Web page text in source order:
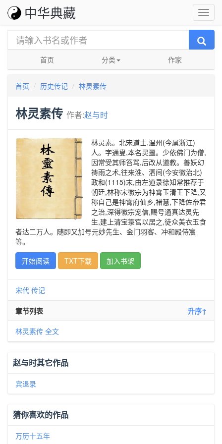
中华典藏
首页 分类 作家
首页 历史传记 林灵素传
林灵素传 作者:赵与时
林灵素。北宋道士,温州(今属浙江)
人。字通叟,本名灵噩。少依佛门为僧,
因常受其师笞骂,后改从道教。善妖幻
祷雨之术,往来淮、泗间(今安徽治北)
政和(1115)末,由左道录徐知常推荐于
朝廷,林称宋徽宗为神霄玉清王下降,又
称自己是神霄府仙乡,褚慧,下降佐帝君
之治,深得徽宗宠信,赐号通真达灵先
生,建上清宝箓宫以居之,徒众美衣玉食
者达二万人。随即又加号元妙先生、金门羽客、冲和殿侍宸
等。
开始阅读
TXT下载 加入书架
宋代 传记
章节列表 升序↑
林灵素传 全文
赵与时其它作品
宾退录
猜你喜欢的作品
万历十五年